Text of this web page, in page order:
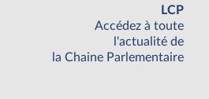
LCP
Accédez à toute
l'actualité de
la Chaine Parlementaire